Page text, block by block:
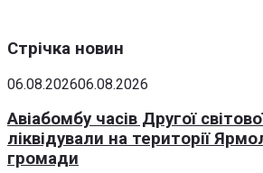
Стрічка новин
06.08.202606.08.2026
Авіабомбу часів Другої
ліквідували на території
громади